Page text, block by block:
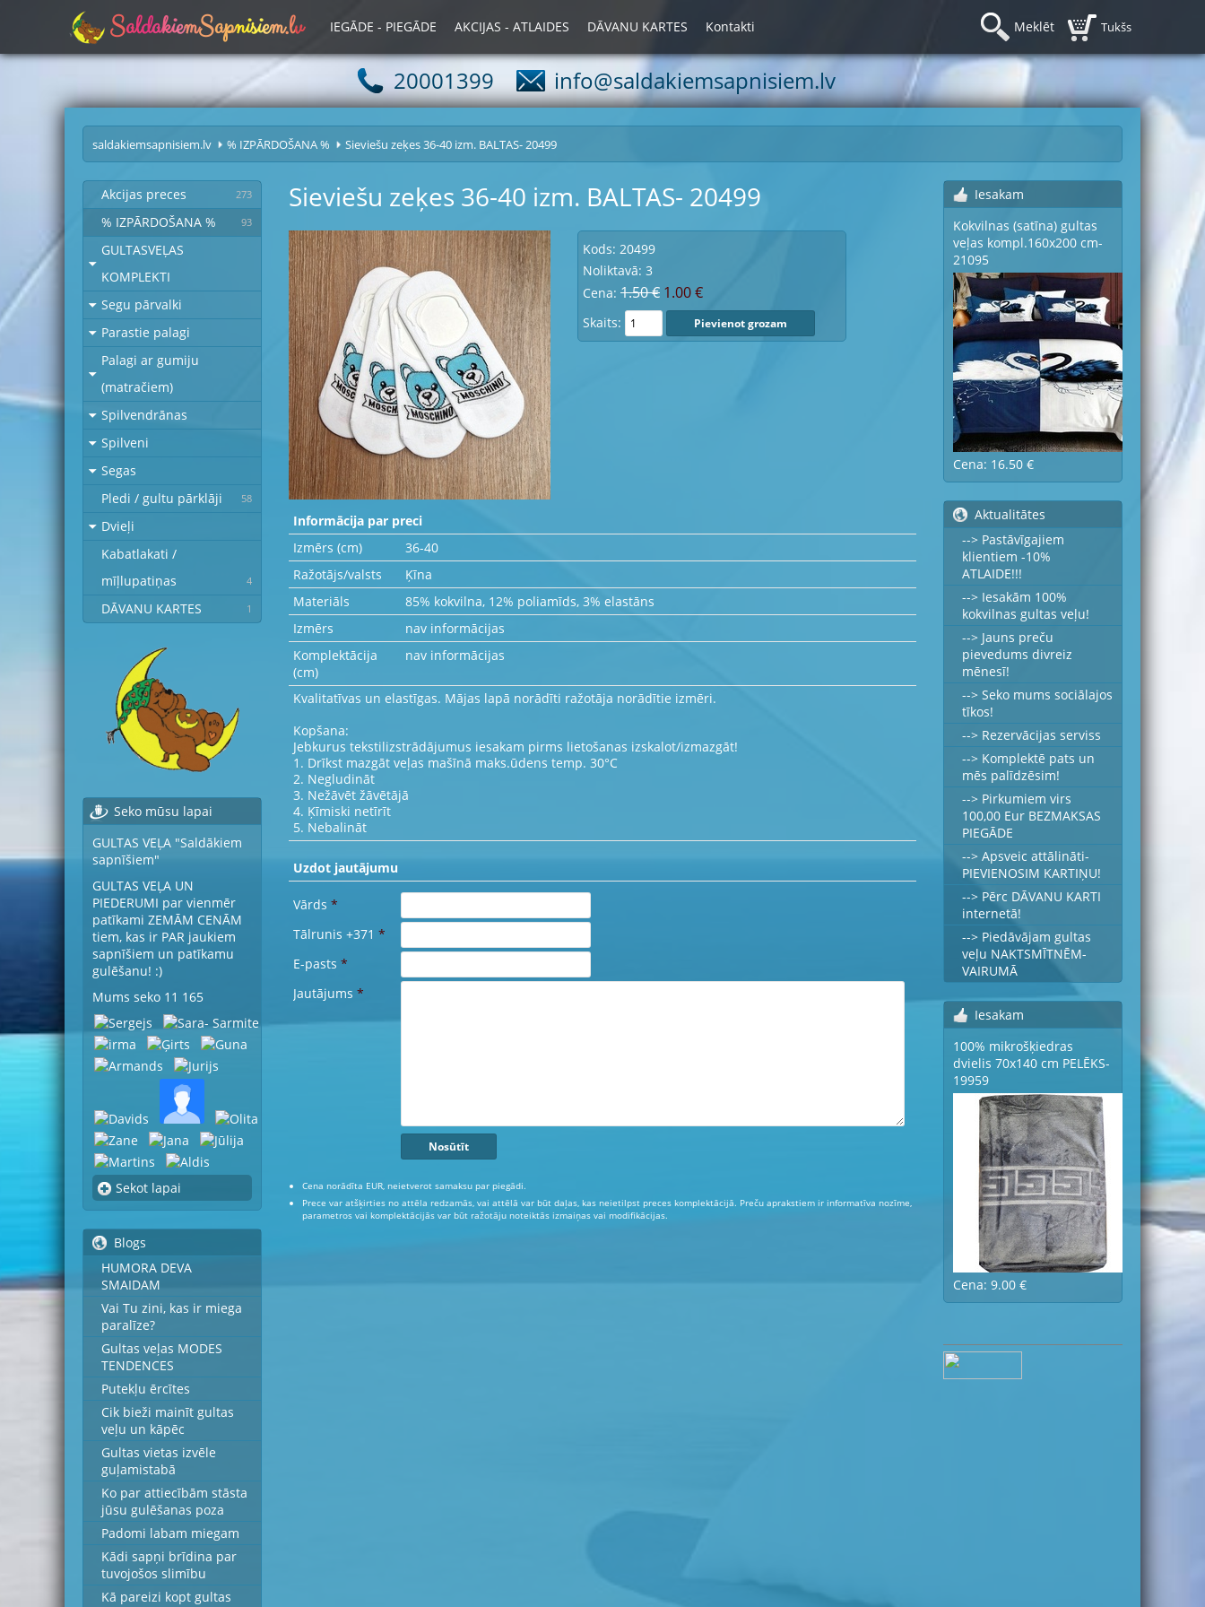
SaldakiemSapnisiem.lv IEGĀDE - PIEGĀDE AKCIJAS - ATLAIDES DĀVANU KARTES Kontakti Tukšs
Meklēt
20001399 info@saldakiemsapnisiem.lv
saldakiemsapnisiem.lv % IZPĀRDOŠANA % Sieviešu zeķes 36-40 izm. BALTAS- 20499
Akcijas preces 273
% IZPĀRDOŠANA % 93
GULTASVEĻAS
KOMPLEKTI
Segu pārvalki
Parastie palagi
Palagi ar gumiju
(matračiem)
Spilvendrānas
Spilveni
Segas
Pledi / gultu pārklāji
58
Dvieļi
Kabatlakati /
mīļlupatiņas
4
DĀVANU KARTES 1
Seko mūsu lapai
GULTAS VEĻA "Saldākiem
sapnīšiem"
GULTAS VEĻA UN
PIEDERUMI par vienmēr
patīkami ZEMĀM CENĀM
tiem, kas ir PAR jaukiem
sapnīšiem un patīkamu
gulēšanu! :)
Mums seko 11 165
Sekot lapai
Blogs
HUMORA DEVA
SMAIDAM
Vai Tu zini, kas ir miega
paralīze?
Gultas veļas MODES
TENDENCES
Putekļu ērcītes
Cik bieži mainīt gultas
veļu un kāpēc
Gultas vietas izvēle
guļamistabā
Ko par attiecībām stāsta
jūsu gulēšanas poza
Padomi labam miegam
Kādi sapņi brīdina par
tuvojošos slimību
Kā pareizi kopt gultas
Sieviešu zeķes 36-40 izm. BALTAS- 20499
Kods: 20499
Noliktavā: 3
Cena: 1.50 € 1.00 €
Skaits:
Informācija par preci
Izmērs (cm)
36-40
Ražotājs/valsts
Ķīna
Materiāls
85% kokvilna, 12% poliamīds, 3% elastāns
Izmērs
nav informācijas
Komplektācija
(cm)
nav informācijas
Kvalitatīvas un elastīgas. Mājas lapā norādīti ražotāja norādītie izmēri.
Kopšana:
Jebkurus tekstilizstrādājumus iesakam pirms lietošanas izskalot/izmazgāt!
1. Drīkst mazgāt veļas mašīnā maks.ūdens temp. 30°C
2. Negludināt
3. Nežāvēt žāvētājā
4. Ķīmiski netīrīt
5. Nebalināt
Uzdot jautājumu
Vārds *
Tālrunis +371 *
E-pasts *
Jautājums *
Cena norādīta EUR, neietverot samaksu par piegādi.
Prece var atšķirties no attēla redzamās, vai attēlā var būt daļas, kas neietilpst preces komplektācijā. Preču aprakstiem ir informatīva nozīme,
parametros vai komplektācijās var būt ražotāju noteiktās izmaiņas vai modifikācijas.
Iesakam
Kokvilnas (satīna) gultas
veļas kompl.160x200 cm-
21095
Cena: 16.50 €
Aktualitātes
--> Pastāvīgajiem
klientiem -10%
ATLAIDE!!!
--> Iesakām 100%
kokvilnas gultas veļu!
--> Jauns preču
pievedums divreiz
mēnesī!
--> Seko mums sociālajos
tīkos!
--> Rezervācijas serviss
--> Komplektē pats un
mēs palīdzēsim!
--> Pirkumiem virs
100,00 Eur BEZMAKSAS
PIEGĀDE
--> Apsveic attālināti-
PIEVIENOSIM KARTIŅU!
--> Pērc DĀVANU KARTI
internetā!
--> Piedāvājam gultas
veļu NAKTSMĪTNĒM-
VAIRUMĀ
Iesakam
100% mikrošķiedras
dvielis 70x140 cm PELĒKS-
19959
Cena: 9.00 €